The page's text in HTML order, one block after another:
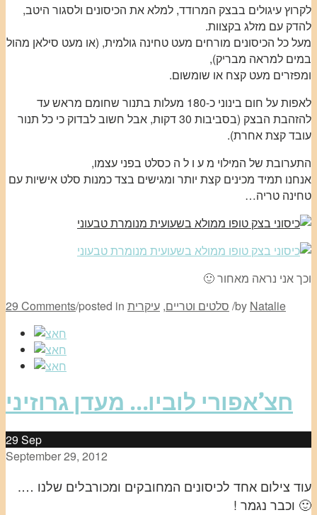
לקרוץ עיגולים בבצק המרודד, למלא את הכיסונים ולסגור היטב,
להדק עם מזלג בקצוות.
מעל כל הכיסונים מורחים מעט טחינה גולמית, (או מעט סילאן מהול
במים למראה מבריק),
ומפזרים מעט קצח או שומשום.
לאפות על חום בינוני כ-180 מעלות בתנור שחומם מראש עד
להזהבת הבצק (בסביבות 30 דקות, אבל חשוב לבדוק כי כל תנור
עובד קצת אחרת).
התערובת של המילוי מ ע ו ל ה כסלט בפני עצמו,
אנחנו תמיד מכינים קצת יותר ומגישים בצד כמנות סלט אישיות עם
טחינה טריה…
וכך אני נראה מאחור 🙂
29 Comments/posted in סלטים וטריים, עיקרית /by Natalie
חצ’אפורי לוביו… מעדן גרוזיני
29 Sep
September 29, 2012
עוד צילום אחד לכיסונים המחובקים ומכורבלים שלנו ….
🙂 וכבר נגמר !